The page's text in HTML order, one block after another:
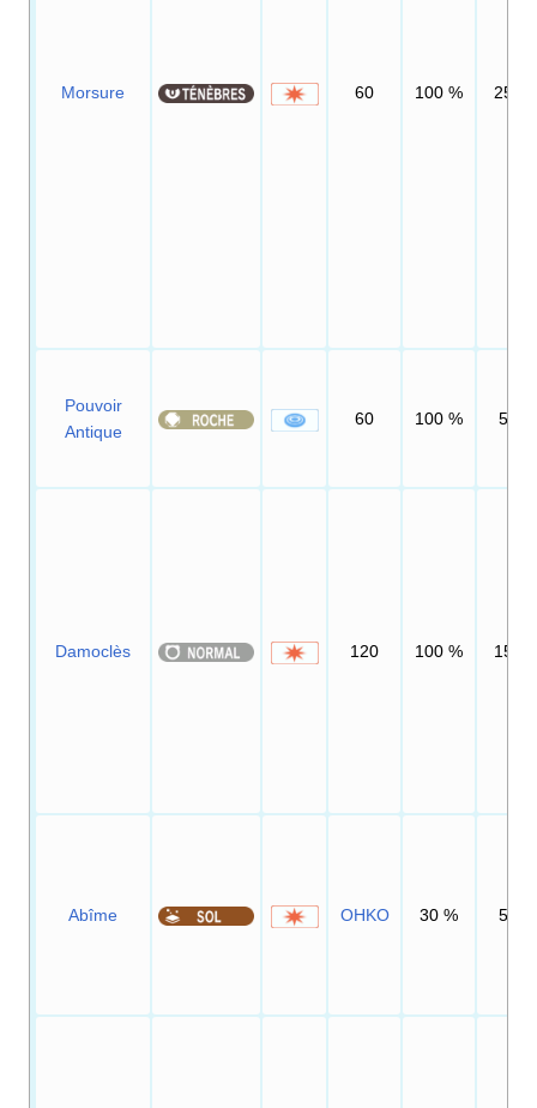
Morsure 60 100 % 25
Pouvoir
Antique
60 100 % 5
Damoclès 120 100 % 15
Abîme OHKO 30 % 5